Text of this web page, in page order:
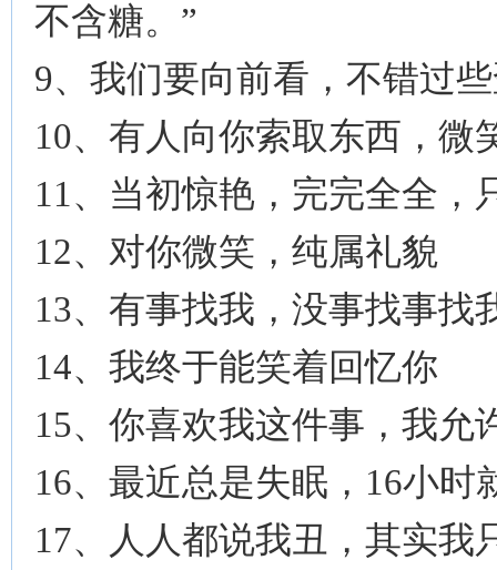
不含糖。”
9、我们要向前看，不错过
10、有人向你索取东西，
11、当初惊艳，完完全全，
12、对你微笑，纯属礼貌
13、有事找我，没事找事找
14、我终于能笑着回忆你
15、你喜欢我这件事，我允
16、最近总是失眠，16小时
17、人人都说我丑，其实我